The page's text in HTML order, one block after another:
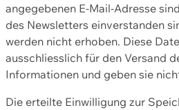
angegebenen E-Mail-Adresse
des Newsletters einverstanden
werden nicht erhoben. Diese
ausschliesslich für den Versand
Informationen und geben sie
Die erteilte Einwilligung zur